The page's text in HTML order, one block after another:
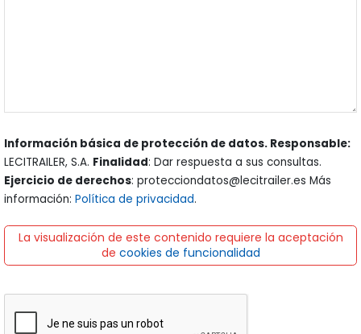
Información básica de protección de datos. Responsable:
LECITRAILER, S.A. Finalidad: Dar respuesta a sus consultas.
Ejercicio de derechos: protecciondatos@lecitrailer.es Más
información: Política de privacidad.
La visualización de este contenido requiere la aceptación
de cookies de funcionalidad